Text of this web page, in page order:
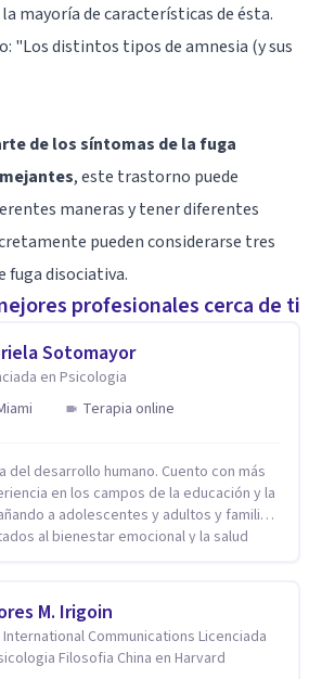
mayoría de características de ésta.
"Los distintos tipos de amnesia (y sus
de los síntomas de la fuga
, este trastorno puede
maneras y tener diferentes
pueden considerarse tres
fuga disociativa.
profesionales cerca de ti
Sotomayor
en Psicologia
Terapia online
del desarrollo humano. Cuento con más
en los campos de la educación y la
a adolescentes y adultos y familias
al bienestar emocional y la salud
que esto es posible cuando
conciencia de nuestro mundo
en que nuestras experiencias influyen
pensar y relacionarnos. Mi misión
M. Irigoin
International Communications Licenciada
en Psicologia Filosofia China en Harvard